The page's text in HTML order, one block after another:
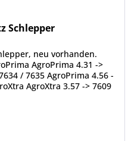
Schlepper
neu vorhanden.
AgroPrima 4.31 ->
/ 7635 AgroPrima 4.56 -
AgroXtra 3.57 -> 7609